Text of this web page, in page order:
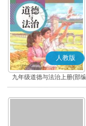
人教版
九年级道德与法治上册(部编
版)